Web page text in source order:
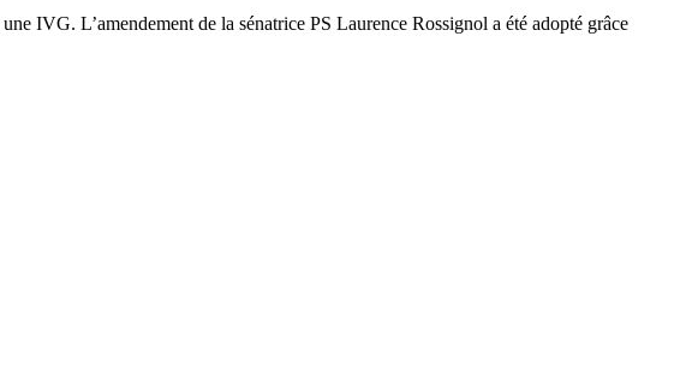
IVG. L’amendement de la sénatrice PS Laurence Rossignol a été adopté grâce